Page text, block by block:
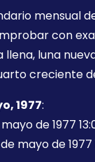
mensual
con
llena, luna
creciente
1977:
de 1977
mayo de 1977